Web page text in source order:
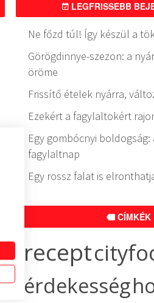
LEGFRISSEBB
Ne főzd túl! Így készül a
Görögdinnye-szezon: a
öröme
Frissítő ételek nyárra,
Ezekért a fagylaltokért
Egy gombócnyi boldogság:
fagylaltnap
Egy rossz falat is
CÍMKÉK
recept
érdekesség